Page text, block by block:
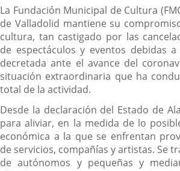
Descripción
La Fundación Municipal de Cultura
de Valladolid mantiene su
cultura, tan castigado por las
de espectáculos y eventos debidas
decretada ante el avance del
situación extraordinaria que ha
total de la actividad.
Desde la declaración del Estado de
para aliviar, en la medida de lo
económica a la que se enfrentan
de servicios, compañías y artistas. Se
de autónomos y pequeñas y